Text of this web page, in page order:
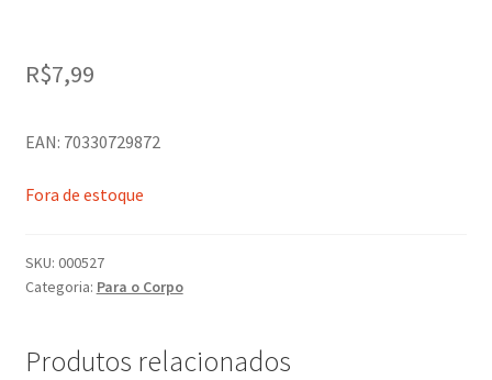
R$7,99
EAN: 70330729872
Fora de estoque
SKU: 000527
Categoria: Para o Corpo
Produtos relacionados